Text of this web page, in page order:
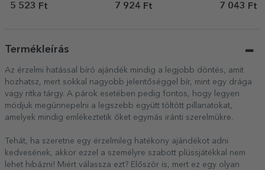
környéked nevével
5 523 Ft
Cute
7 924 Ft 7 043 Ft
Termékleírás
Az érzelmi hatással bíró ajándék mindig a legjobb döntés, amit
hozhatsz, mert sokkal nagyobb jelentőséggel bír, mint egy drága
vagy ritka tárgy. A párok esetében pedig fontos, hogy legyen
módjuk megünnepelni a legszebb együtt töltött pillanatokat,
amelyek mindig emlékeztetik őket egymás iránti szerelmükre.
Tehát, ha szeretne egy érzelmileg hatékony ajándékot adni
kedvesének, akkor ezzel a személyre szabott plüssjátékkal nem
lehet hibázni! Miért válassza ezt? Először is, mert ez egy olyan